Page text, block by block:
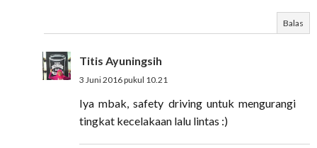
Balas
Titis Ayuningsih
3 Juni 2016 pukul 10.21
Iya mbak, safety driving untuk mengurangi
tingkat kecelakaan lalu lintas :)